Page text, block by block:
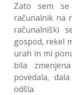
Zato sem
računalnik na
računalniški
gospod, rekel
urah in mi
bila
povedala,
odšla.